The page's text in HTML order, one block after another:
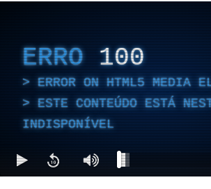
ERRO 100
ERROR ON HTML5 MEDIA
ESTE CONTEÚDO ESTÁ
INDISPONÍVEL